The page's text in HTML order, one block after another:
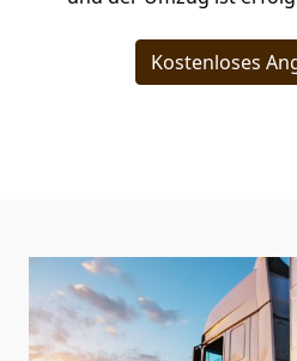
Kostenloses